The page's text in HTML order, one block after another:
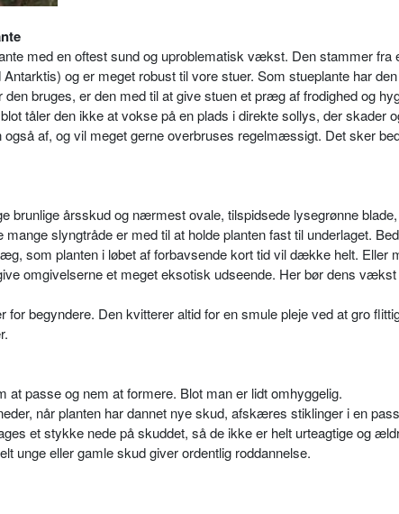
med en oftest sund og uproblematisk vækst. Den stammer fra
og er meget robust til vore stuer. Som stueplante har
bruges, er den med til at give stuen et præg af frodighed og
tåler den ikke at vokse på en plads i direkte sollys, der skader
også af, og vil meget gerne overbruses regelmæssigt. Det sker
brunlige årsskud og nærmest ovale, tilspidsede lysegrønne
slyngtråde er med til at holde planten fast til underlaget.
som planten i løbet af forbavsende kort tid vil dække helt. Eller
omgivelserne et meget eksotisk udseende. Her bør dens
begyndere. Den kvitterer altid for en smule pleje ved at gro
at passe og nem at formere. Blot man er lidt omhyggelig.
når planten har dannet nye skud, afskæres stiklinger i en
et stykke nede på skuddet, så de ikke er helt urteagtige og
unge eller gamle skud giver ordentlig roddannelse.